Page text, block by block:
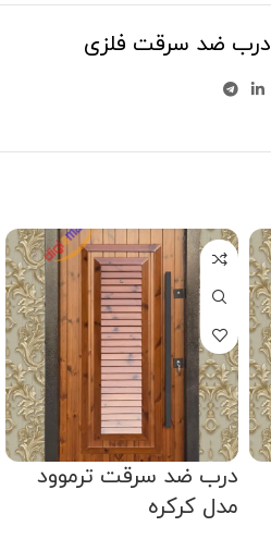
درب ضد سرقت فلزی
درب ضد سرقت ترموود
مدل کرکره